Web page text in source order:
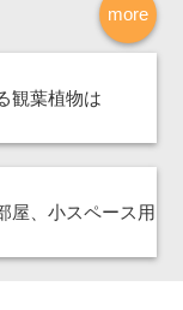
more
観葉植物は
屋、小スペース用